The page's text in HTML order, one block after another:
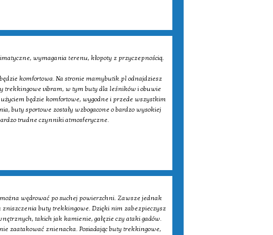
wymagania terenu, kłopoty z przyczepnością.
komfortowa. Na stronie mamybutik.pl odnajdziesz
trekkingowe vibram, w tym buty dla leśników i obuwie
będzie komfortowe, wygodne i przede wszystkim
buty sportowe zostały wzbogacone o bardzo wysokiej
trudne czynniki atmosferyczne.
wędrować po suchej powierzchni. Zawsze jednak
zniszczenia buty trekkingowe. Dzięki nim zabezpieczysz
takich jak kamienie, gałęzie czy ataki gadów.
zaatakować znienacka. Posiadając buty trekkingowe,